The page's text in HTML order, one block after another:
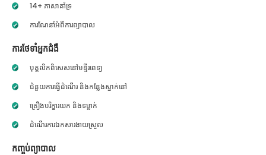
14+ ភាសាគាំទ្រ
ការណែនាំអំពីការព្យាបាល
ការថែទាំអ្នកជំងឺ
បុគ្គលិកពិសេសនៅមន្ទីរពេទ្យ
ជំនួយការធ្វើដំណើរ និងកន្លែងស្នាក់នៅ
គ្រឿងបរិក្ខារយក និងទម្លាក់
ដំណើរការឯកសារងាយស្រួល
កញ្ចប់ព្យាបាល